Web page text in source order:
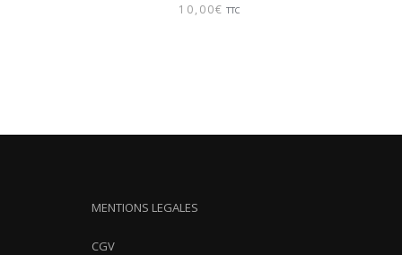
10,00€ TTC
MENTIONS LEGALES
CGV